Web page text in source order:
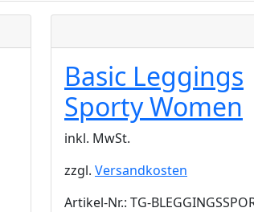
Basic Leggings
Sporty Women
inkl. MwSt.
zzgl. Versandkosten
Artikel-Nr.: TG-